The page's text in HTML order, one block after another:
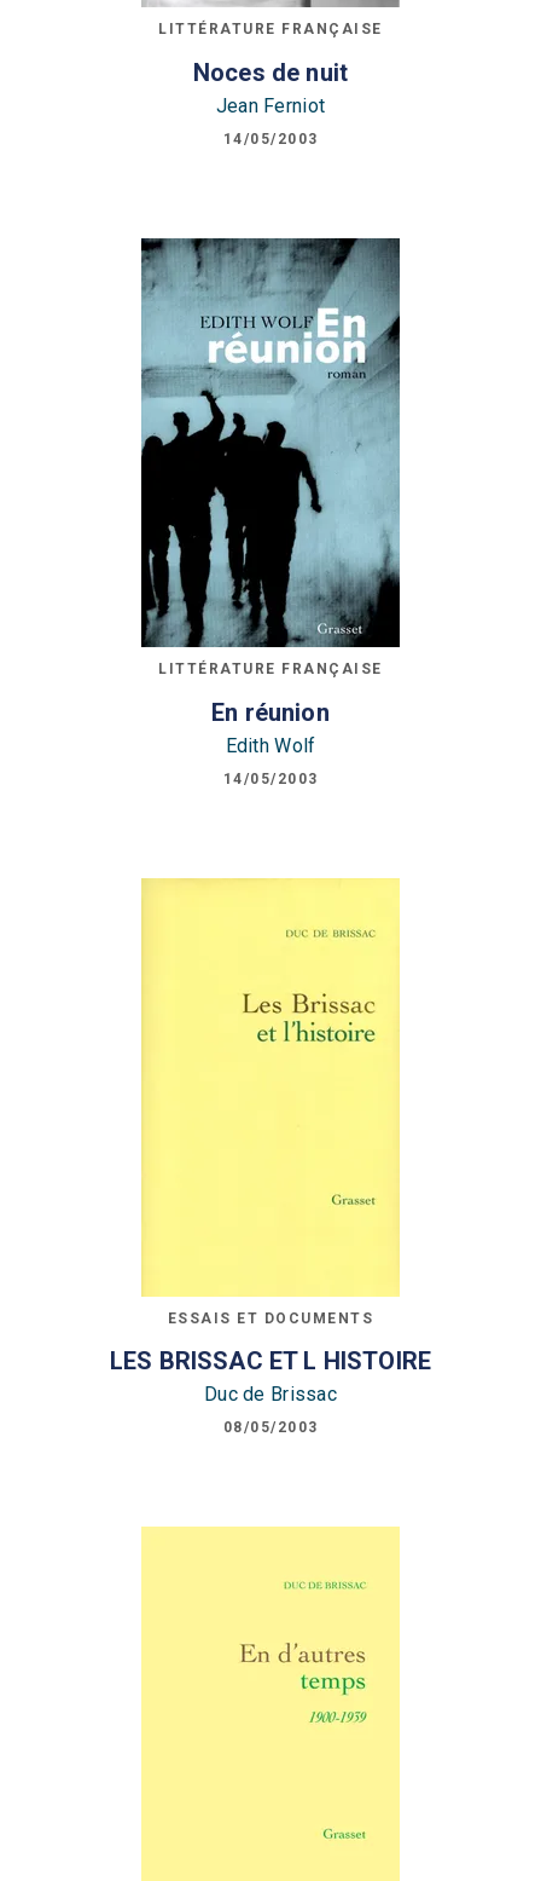
LITTÉRATURE FRANÇAISE
Noces de nuit
Jean Ferniot
14/05/2003
LITTÉRATURE FRANÇAISE
En réunion
Edith Wolf
14/05/2003
ESSAIS ET DOCUMENTS
LES BRISSAC ET L HISTOIRE
Duc de Brissac
08/05/2003